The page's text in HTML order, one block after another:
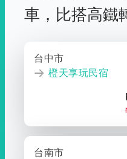
車， 比搭高鐵
台中市
橙天享玩民宿
台南市